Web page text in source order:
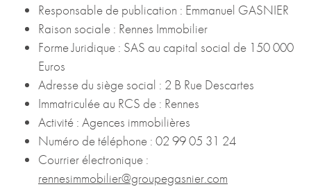
Responsable de publication : Emmanuel GASNIER
Raison sociale : Rennes Immobilier
Forme Juridique : SAS au capital social de 150 000
Euros
Adresse du siège social : 2 B Rue Descartes
Immatriculée au RCS de : Rennes
Activité : Agences immobilières
Numéro de téléphone : 02 99 05 31 24
Courrier électronique :
rennesimmobilier@groupegasnier.com